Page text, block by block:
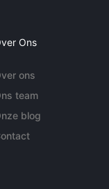
Ons
ons
team
blog